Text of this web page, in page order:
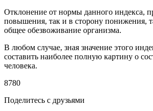
Отклонение от нормы данного индекса,
повышения, так и в сторону понижения,
общее обезвоживание организма.
В любом случае, зная значение этого
составить наиболее полную картину о
человека.
8780
Поделитесь с друзьями